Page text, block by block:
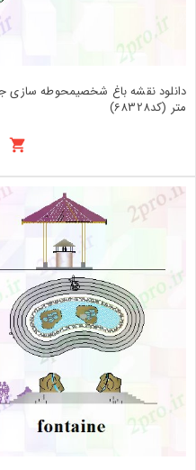
متر (کد68328)